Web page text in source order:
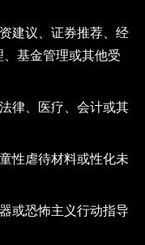
建议、证券推荐、经
基金管理或其他受
律、医疗、会计或其
性虐待材料或性化未
或恐怖主义行动指导